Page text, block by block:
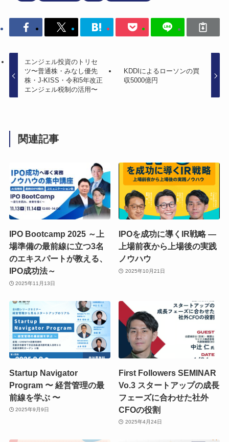
エンジェル投資のトリセ
ツ〜普通株・みなし優先
株・J-KISS・令和5年改正
エンジェル税制の活用〜
KDDIによるローソンの買
収5000億円
関連記事
IPO Bootcamp 2025 ～上
場準備の最前線に立つ3名
のエキスパートが教える、
IPO成功法～
2025年11月13日
IPOを成功に導くIR戦略 ―
上場前夜から上場後の実践
ノウハウ
2025年10月21日
Startup Navigator
Program 〜 経営管理の最
前線を学ぶ 〜
2025年9月9日
First Followers SEMINAR
Vo.3 スタートアップの成長
フェーズに合わせた社外
CFOの役割
2025年4月24日